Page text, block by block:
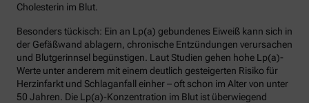
Cholesterin im Blut.
Besonders tückisch: Ein an Lp(a) gebundenes Eiweiß kann sich in
der Gefäßwand ablagern, chronische Entzündungen verursachen
und Blutgerinnsel begünstigen. Laut Studien gehen hohe Lp(a)-
Werte unter anderem mit einem deutlich gesteigerten Risiko für
Herzinfarkt und Schlaganfall einher – oft schon im Alter von unter
50 Jahren. Die Lp(a)-Konzentration im Blut ist überwiegend